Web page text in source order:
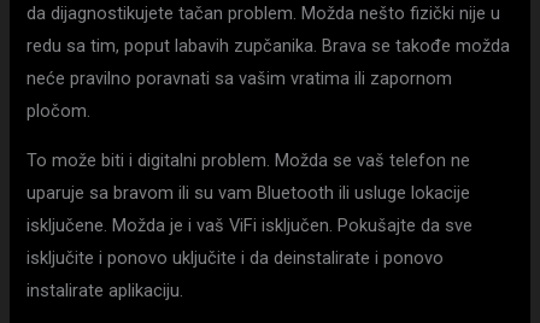
da dijagnostikujete tačan problem. Možda nešto fizički nije u
redu sa tim, poput labavih zupčanika. Brava se takođe možda
neće pravilno poravnati sa vašim vratima ili zapornom
pločom.
To može biti i digitalni problem. Možda se vaš telefon ne
uparuje sa bravom ili su vam Bluetooth ili usluge lokacije
isključene. Možda je i vaš ViFi isključen. Pokušajte da sve
isključite i ponovo uključite i da deinstalirate i ponovo
instalirate aplikaciju.